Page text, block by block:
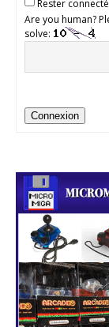
Rester connecté
Are you human?
solve:
Connexion